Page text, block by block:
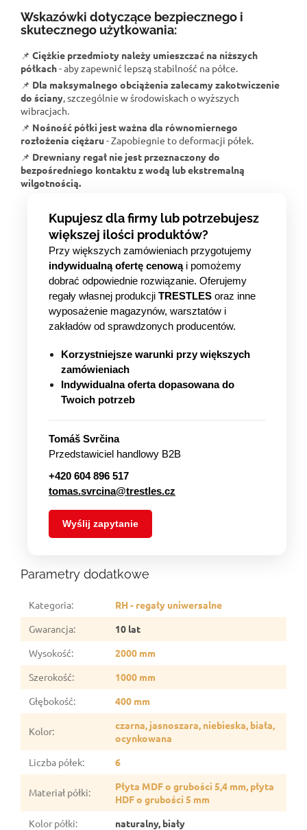
Wskazówki dotyczące bezpiecznego i
skutecznego użytkowania:
📌 Ciężkie przedmioty należy umieszczać na niższych
półkach- aby zapewnić lepszą stabilność na półce.
📌 Dla maksymalnego obciążenia zalecamy zakotwiczenie
do ściany , szczególnie w środowiskach o wyższych
wibracjach.
📌 Nośność półki jest ważna dla równomiernego
rozłożenia ciężaru- Zapobiegnie to deformacji półek.
📌 Drewniany regał nie jest przeznaczony do
bezpośredniego kontaktu z wodą lub ekstremalną
wilgotnością.
Kupujesz dla firmy lub potrzebujesz
większej ilości produktów?
Przy większych zamówieniach przygotujemy
indywidualną ofertę cenowąi pomożemy
dobrać odpowiednie rozwiązanie. Oferujemy
regały własnej produkcji TRESTLES oraz inne
wyposażenie magazynów, warsztatów i
zakładów od sprawdzonych producentów.
Korzystniejsze warunki przy większych
zamówieniach
Indywidualna oferta dopasowana do
Twoich potrzeb
Tomáš Svrčina
Przedstawiciel handlowy B2B
+420 604 896 517
tomas.svrcina@trestles.cz
Wyślij zapytanie
Parametry dodatkowe
Kategoria:
RH - regały uniwersalne
Gwarancja:
10 lat
Wysokość:
2000 mm
Szerokość:
1000 mm
Głębokość: 400 mm
Kolor:
czarna, jasnoszara, niebieska, biała,
ocynkowana
Liczba półek: 6
Materiał półki:
Płyta MDF o grubości 5,4 mm, płyta
HDF o grubości 5 mm
Kolor półki:
naturalny, biały